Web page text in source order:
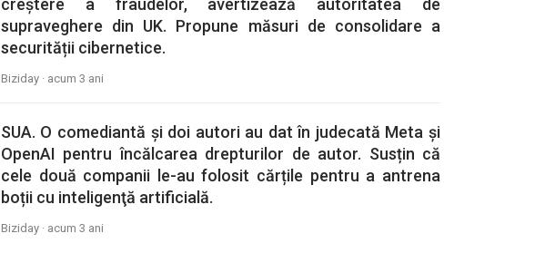
creștere a fraudelor, avertizează autoritatea de
supraveghere din UK. Propune măsuri de consolidare a
securității cibernetice.
Biziday · acum 3 ani
SUA. O comediantă și doi autori au dat în judecată Meta și
OpenAI pentru încălcarea drepturilor de autor. Susțin că
cele două companii le-au folosit cărțile pentru a antrena
boții cu inteligenţă artificială.
Biziday · acum 3 ani